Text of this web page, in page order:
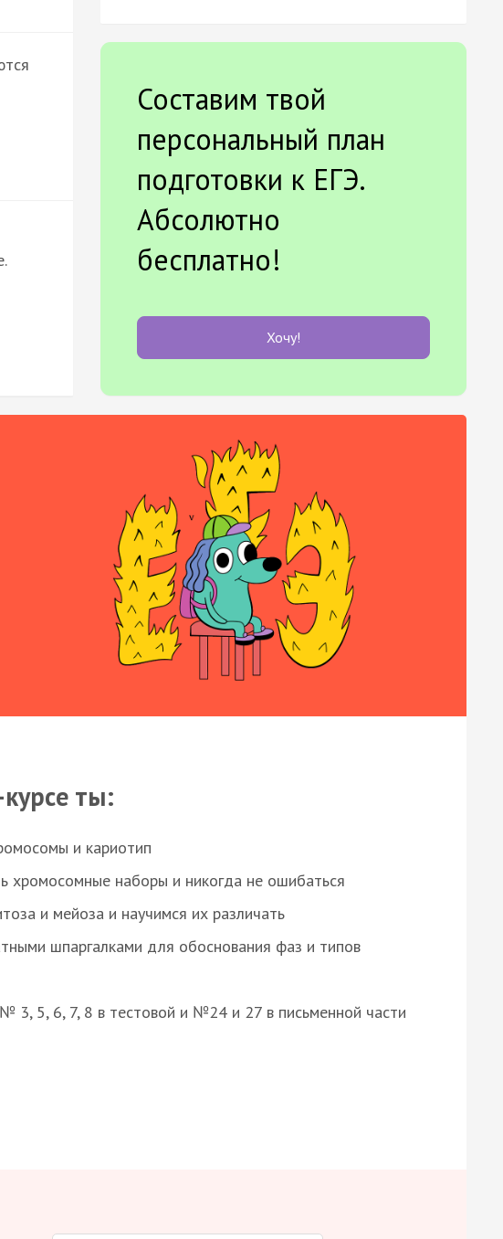
Составим твой
персональный план
подготовки к ЕГЭ.
Абсолютно
бесплатно!
Хочу!
ты:
и кариотип
хромосомные наборы и никогда не ошибаться
и мейоза и научимся их различать
шпаргалками для обоснования фаз и типов
3, 5, 6, 7, 8 в тестовой и №24 и 27 в письменной части